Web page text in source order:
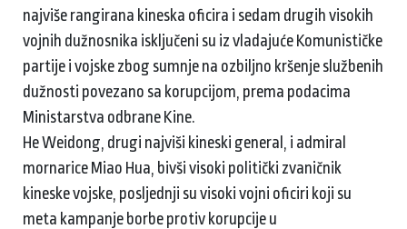
najviše rangirana kineska oficira i sedam drugih visokih
vojnih dužnosnika isključeni su iz vladajuće Komunističke
partije i vojske zbog sumnje na ozbiljno kršenje službenih
dužnosti povezano sa korupcijom, prema podacima
Ministarstva odbrane Kine.
He Weidong, drugi najviši kineski general, i admiral
mornarice Miao Hua, bivši visoki politički zvaničnik
kineske vojske, posljednji su visoki vojni oficiri koji su
meta kampanje borbe protiv korupcije u